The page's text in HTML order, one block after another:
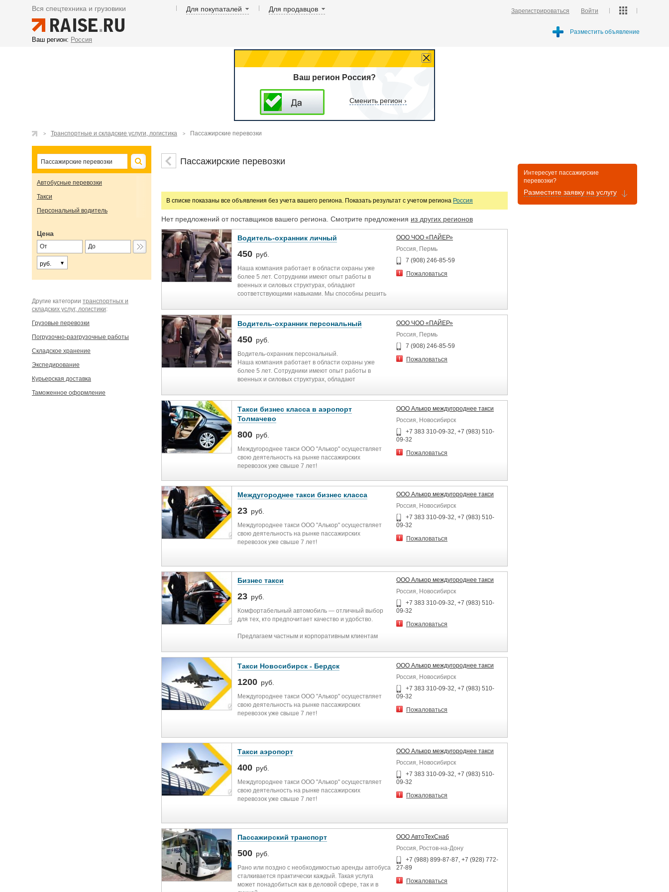
Вся спецтехника и грузовики Для покупаталей Для продавцов Зарегистрироваться Войти
Ваш регион: Россия
Разместить объявление
Ваш регион Россия?
Сменить регион ›
Транспортные и складские услуги, логистика Пассажирские перевозки
Автобусные перевозки
Такси
Персональный водитель
Цена
руб.
Другие категории транспортных и
складских услуг, логистики:
Грузовые перевозки
Погрузочно-разгрузочные работы
Складское хранение
Экспедирование
Курьерская доставка
Таможенное оформление
Пассажирские перевозки
В списке показаны все объявления без учета вашего региона. Показать результат с учетом региона Россия
Нет предложений от поставщиков вашего региона. Смотрите предложения из других регионов
Водитель-охранник личный
450 руб.
Наша компания работает в области охраны уже
более 5 лет. Сотрудники имеют опыт работы в
военных и силовых структурах, обладают
соответствующими навыками. Мы способны решить
правонарушение в считанные минуты.
ООО ЧОО «ПАЙЕР»
Россия, Пермь
7 (908) 246-85-59
Пожаловаться
Водитель-охранник персональный
450 руб.
Водитель-охранник персональный.
Наша компания работает в области охраны уже
более 5 лет. Сотрудники имеют опыт работы в
военных и силовых структурах, обладают
любую конфликтную ситуацию или пресечь
ООО ЧОО «ПАЙЕР»
Россия, Пермь
7 (908) 246-85-59
Пожаловаться
Такси бизнес класса в аэропорт
Толмачево
800 руб.
Междугороднее такси ООО "Алькор" осуществляет
свою деятельность на рынке пассажирских
перевозок уже свыше 7 лет!
За это время компания завоевала доверие
пассажиров, благодаря:
♦ Новым автомобилям комфорт и бизнес классов;
♦ Профессиональным водителям, работающим в
компании на постоянной основе;
♦ Работе как с физическими, так и с юридическими
♦ Наличию отчетных документов (квитанций
унифицированной формы - при наличной форме
расчета и актов выполненных работ - при
безналичной форме расчета).
♦ Наличию дополнительных услуг.
ООО Алькор междугороднее такси
Россия, Новосибирск
+7 383 310-09-32, +7 (983) 510-
09-32
Пожаловаться
Междугороднее такси бизнес класса
23 руб.
Междугороднее такси ООО "Алькор" осуществляет
свою деятельность на рынке пассажирских
перевозок уже свыше 7 лет!
пассажиров, благодаря:
♦ Новым автомобилям комфорт и бизнес классов;
♦ Профессиональным водителям, работающим в
компании на постоянной основе;
лицами;
♦ Наличию отчетных документов (квитанций
унифицированной формы - при наличной форме
расчета и актов выполненных работ - при
безналичной форме расчета).
♦ Наличию дополнительных услуг.
ООО Алькор междугороднее такси
Россия, Новосибирск
+7 383 310-09-32, +7 (983) 510-
09-32
Пожаловаться
Бизнес такси
23 руб.
Комфортабельный автомобиль — отличный выбор
для тех, кто предпочитает качество и удобство.
Предлагаем частным и корпоративным клиентам
машин в Новосибирске ,Горно-Алтайске и других
Предварительный заказ позволяет лучшим образом
подготовиться к междугородным поездкам.
Наши автомобили вам понадобятся для:
свадьбы; годовщины.
ООО Алькор междугороднее такси
Россия, Новосибирск
+7 383 310-09-32, +7 (983) 510-
09-32
Пожаловаться
Такси Новосибирск - Бердск
1200 руб.
Междугороднее такси ООО "Алькор" осуществляет
свою деятельность на рынке пассажирских
перевозок уже свыше 7 лет!
пассажиров, благодаря:
♦ Новым автомобилям комфорт и бизнес классов;
♦ Профессиональным водителям, работающим в
компании на постоянной основе;
♦ Возможности наличного и безналичного расчета;
лицами;
♦ Наличию отчетных документов (квитанций
унифицированной формы - при наличной форме
расчета и актов выполненных работ - при
безналичной форме расчета).
♦ Наличию дополнительных услуг.
ООО Алькор междугороднее такси
Россия, Новосибирск
+7 383 310-09-32, +7 (983) 510-
09-32
Пожаловаться
Такси аэропорт
400 руб.
Междугороднее такси ООО "Алькор" осуществляет
свою деятельность на рынке пассажирских
перевозок уже свыше 7 лет!
пассажиров, благодаря:
♦ Новым автомобилям комфорт и бизнес классов;
♦ Профессиональным водителям, работающим в
компании на постоянной основе;
♦ Возможности наличного и безналичного расчета;
ООО Алькор междугороднее такси
Россия, Новосибирск
+7 383 310-09-32, +7 (983) 510-
09-32
Пожаловаться
Пассажирский транспорт
500 руб.
Рано или поздно с необходимостью аренды автобуса
сталкивается практически каждый. Такая услуга
может понадобиться как в деловой сфере, так и в
ООО АвтоТехСнаб
Россия, Ростов-на-Дону
+7 (988) 899-87-87, +7 (928) 772-
27-89
Пожаловаться
Интересует пассажирские
перевозки?
Разместите заявку на услугу